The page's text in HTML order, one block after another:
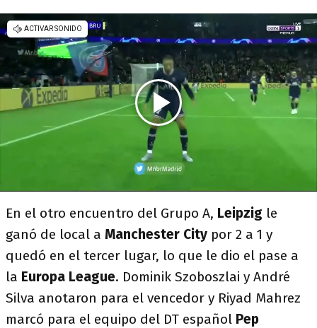
En el otro encuentro del Grupo A, Leipzig le
ganó de local a Manchester City por 2 a 1 y
quedó en el tercer lugar, lo que le dio el pase a
la Europa League. Dominik Szoboszlai y André
Silva anotaron para el vencedor y Riyad Mahrez
marcó para el equipo del DT español Pep